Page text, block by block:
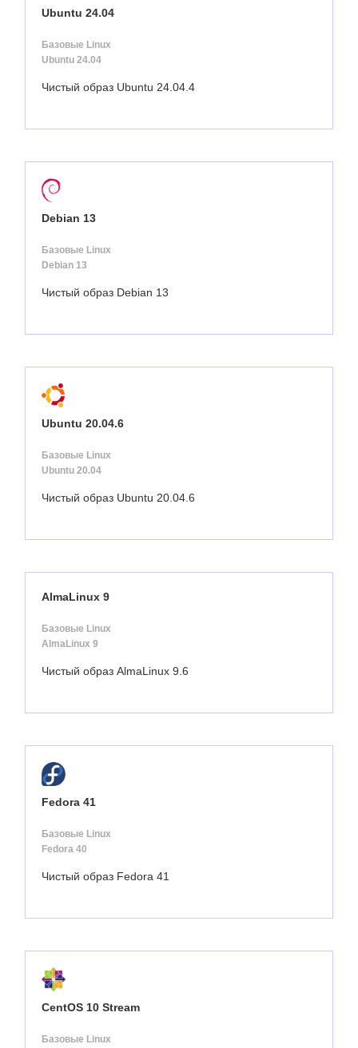
Ubuntu 24.04
Базовые Linux
Ubuntu 24.04
Чистый образ Ubuntu 24.04.4
Debian 13
Базовые Linux
Debian 13
Чистый образ Debian 13
Ubuntu 20.04.6
Базовые Linux
Ubuntu 20.04
Чистый образ Ubuntu 20.04.6
AlmaLinux 9
Базовые Linux
AlmaLinux 9
Чистый образ AlmaLinux 9.6
Fedora 41
Базовые Linux
Fedora 40
Чистый образ Fedora 41
CentOS 10 Stream
Базовые Linux